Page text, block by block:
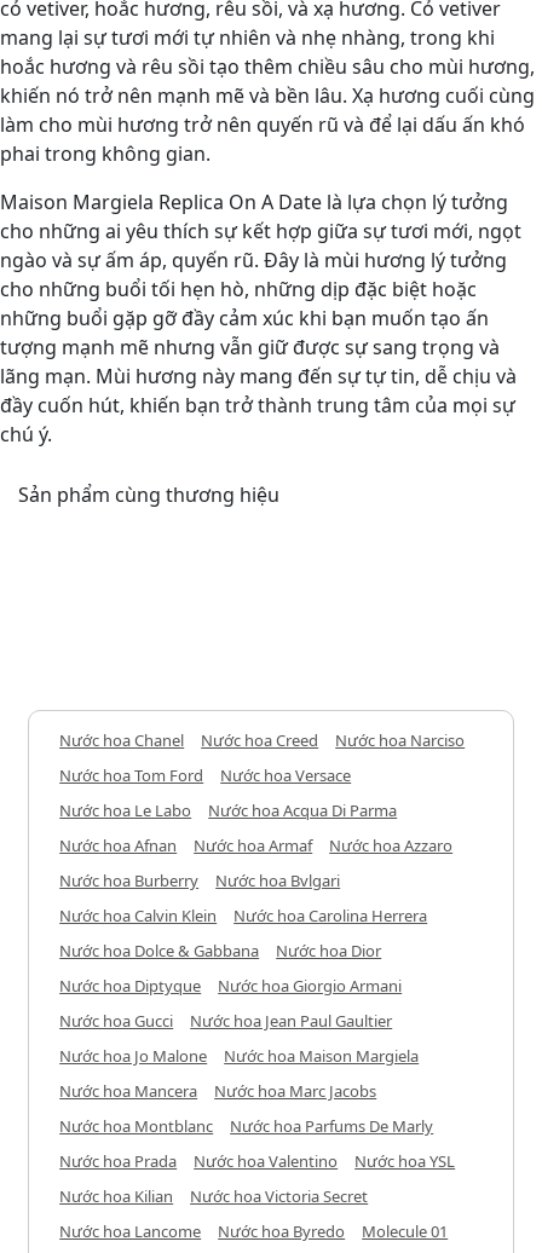
cỏ vetiver, hoắc hương, rêu sồi, và xạ hương. Cỏ vetiver
mang lại sự tươi mới tự nhiên và nhẹ nhàng, trong khi
hoắc hương và rêu sồi tạo thêm chiều sâu cho mùi hương,
khiến nó trở nên mạnh mẽ và bền lâu. Xạ hương cuối cùng
làm cho mùi hương trở nên quyến rũ và để lại dấu ấn khó
phai trong không gian.
Maison Margiela Replica On A Date là lựa chọn lý tưởng
cho những ai yêu thích sự kết hợp giữa sự tươi mới, ngọt
ngào và sự ấm áp, quyến rũ. Đây là mùi hương lý tưởng
cho những buổi tối hẹn hò, những dịp đặc biệt hoặc
những buổi gặp gỡ đầy cảm xúc khi bạn muốn tạo ấn
tượng mạnh mẽ nhưng vẫn giữ được sự sang trọng và
lãng mạn. Mùi hương này mang đến sự tự tin, dễ chịu và
đầy cuốn hút, khiến bạn trở thành trung tâm của mọi sự
chú ý.
Sản phẩm cùng thương hiệu
Nước hoa Chanel Nước hoa Creed
Nước hoa Narciso
Nước hoa Tom Ford
Nước hoa Versace
Nước hoa Le Labo
Nước hoa Acqua Di Parma
Nước hoa Afnan
Nước hoa Armaf
Nước hoa Azzaro
Nước hoa Burberry
Nước hoa Bvlgari
Nước hoa Calvin Klein
Nước hoa Carolina Herrera
Nước hoa Dolce & Gabbana
Nước hoa Dior
Nước hoa Diptyque
Nước hoa Giorgio Armani
Nước hoa Gucci
Nước hoa Jean Paul Gaultier
Nước hoa Jo Malone
Nước hoa Maison Margiela
Nước hoa Mancera
Nước hoa Marc Jacobs
Nước hoa Montblanc
Nước hoa Parfums De Marly
Nước hoa Prada
Nước hoa Valentino
Nước hoa YSL
Nước hoa Kilian
Nước hoa Victoria Secret
Nước hoa Lancome
Nước hoa Byredo
Molecule 01